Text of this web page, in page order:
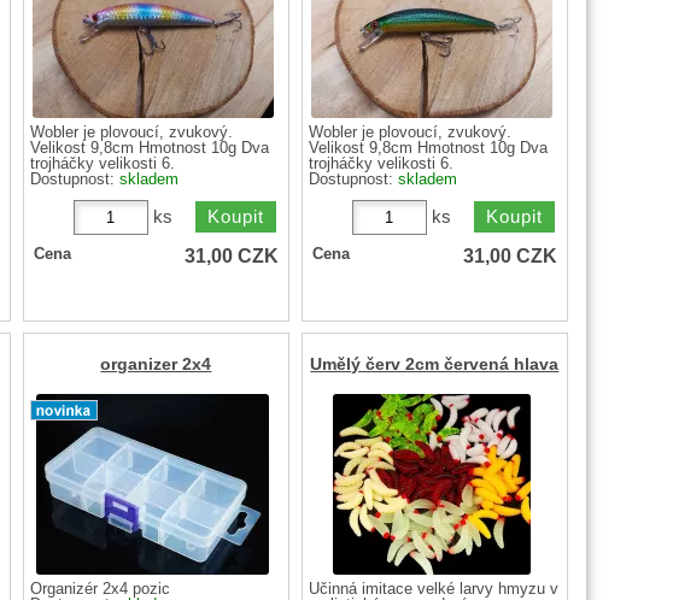
Wobler je plovoucí, zvukový.
Velikost 9,8cm Hmotnost 10g Dva
trojháčky velikosti 6.
Dostupnost: skladem
ks
Cena 31,00 CZK
Wobler je plovoucí, zvukový.
Velikost 9,8cm Hmotnost 10g Dva
trojháčky velikosti 6.
Dostupnost: skladem
ks
Cena 31,00 CZK
organizer 2x4
Organizér 2x4 pozic
Umělý červ 2cm červená hlava
Účinná imitace velké larvy hmyzu v